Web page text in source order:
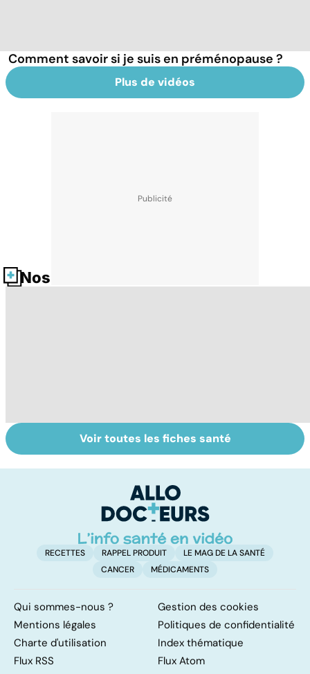
Comment savoir si je suis en préménopause ?
Plus de vidéos
Nos fiches santé
Femmes :
comment
Bien vivre la
ménopause
Voir toutes les fiches santé
RECETTES RAPPEL PRODUIT
LE MAG DE LA SANTÉ
CANCER
MÉDICAMENTS
Qui sommes-nous ?
Gestion des cookies
Mentions légales
Politiques de confidentialité
Charte d'utilisation
Index thématique
Flux RSS
Flux Atom